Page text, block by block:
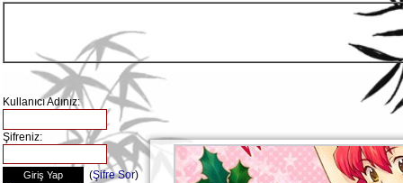
Kullanıcı Adınız:
Şifreniz:
(Şifre Sor)